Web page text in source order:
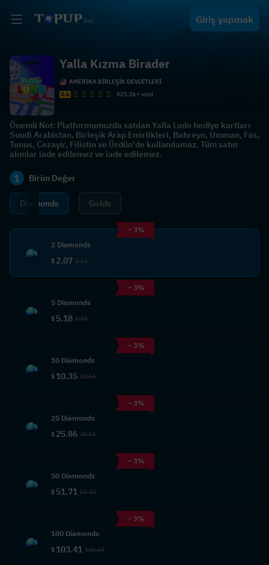
Giriş yapmak
Yalla Kızma Birader
AMERİKA BİRLEŞİK DEVLETLERİ
4.6
821.1k+ sold
Önemli Not: Platformumuzda satılan Yalla Ludo hediye kartları
Suudi Arabistan, Birleşik Arap Emirlikleri, Bahreyn, Umman, Fas,
Tunus, Cezayir, Filistin ve Ürdün'de kullanılamaz. Tüm satın
alımlar iade edilemez ve iade edilemez.
1 Birim Değer
Diamonds Golds
- 3%
2 Diamonds
$ 2.07 2.13
- 3%
5 Diamonds
$ 5.18 5.33
- 3%
10 Diamonds
$ 10.35 10.66
- 3%
25 Diamonds
$ 25.86 26.65
- 3%
50 Diamonds
$ 51.71 53.30
- 3%
100 Diamonds
$ 103.41 106.60